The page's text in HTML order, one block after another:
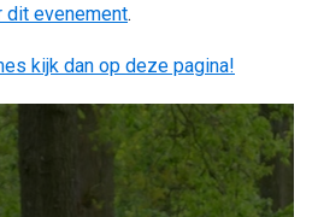
dit evenement.
kijk dan op deze pagina!